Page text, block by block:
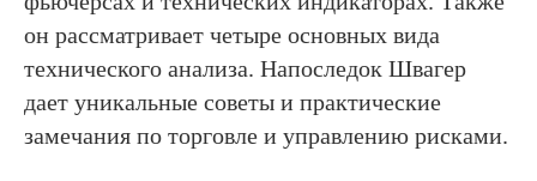
он рассматривает четыре основных вида
технического анализа. Напоследок Швагер
дает уникальные советы и практические
замечания по торговле и управлению рисками.